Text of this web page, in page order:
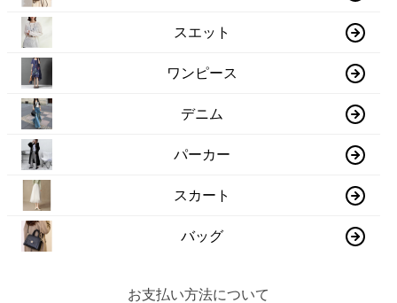
スエット
ワンピース
デニム
パーカー
スカート
バッグ
お支払い方法について